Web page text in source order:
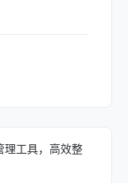
理工具，高效整